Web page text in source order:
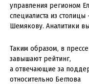
управления регионом
специалиста из
Шемякову. Аналитики
Таким образом, в
завышают рейтинг,
а отвечающие за
относительно Беглова